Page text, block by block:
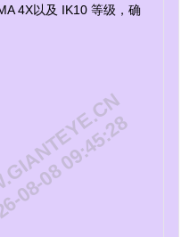
4X以及 IK10 等级，确
08 09:45:28